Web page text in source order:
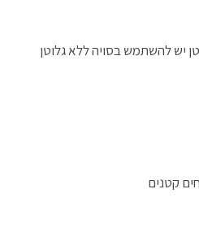
יש להשתמש בסויה ללא גלוטן